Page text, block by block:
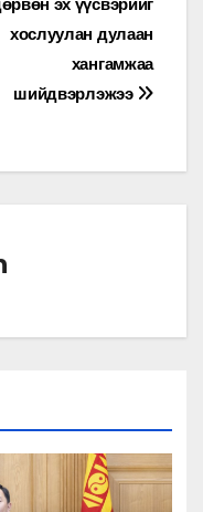
эх үүсвэрийг
хослуулан дулаан
хангамжаа
шийдвэрлэжээ